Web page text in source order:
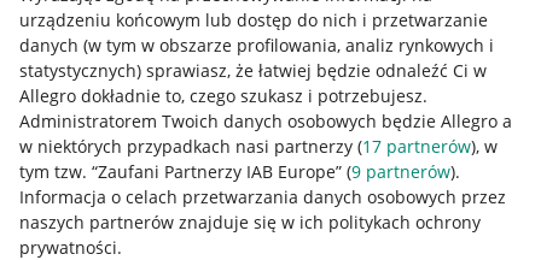
urządzeniu końcowym lub dostęp do nich i przetwarzanie
danych (w tym w obszarze profilowania, analiz rynkowych i
statystycznych) sprawiasz, że łatwiej będzie odnaleźć Ci w
Allegro dokładnie to, czego szukasz i potrzebujesz.
Administratorem Twoich danych osobowych będzie Allegro a
w niektórych przypadkach nasi partnerzy (17 partnerów), w
tym tzw. “Zaufani Partnerzy IAB Europe” (9 partnerów).
Informacja o celach przetwarzania danych osobowych przez
naszych partnerów znajduje się w ich politykach ochrony
prywatności.
Przydatne informacje
Jak to działa
Napisz do nas
Allegro Gadane dla sprzedających
Allegro Gadane dla kupujących